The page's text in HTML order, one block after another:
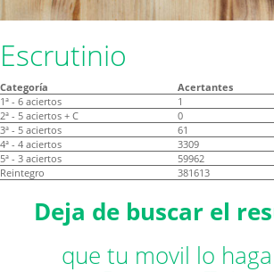
Escrutinio
Categoría Acertantes
1ª - 6 aciertos
1
2ª - 5 aciertos + C
0
3ª - 5 aciertos
61
4ª - 4 aciertos
3309
5ª - 3 aciertos
59962
Reintegro
381613
Deja de buscar el
que tu movil lo